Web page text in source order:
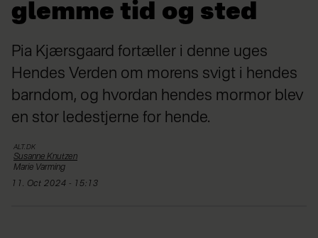
glemme tid og sted
Pia Kjærsgaard fortæller i denne uges
Hendes Verden om morens svigt i hendes
barndom, og hvordan hendes mormor blev
en stor ledestjerne for hende.
ALT.DK
Susanne Knutzen
Marie Varming
11. Oct 2024 - 15:13